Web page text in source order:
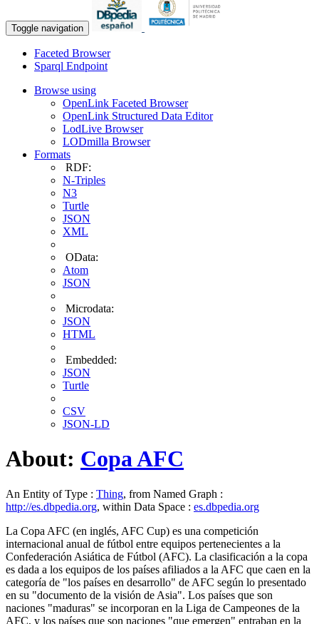
Toggle navigation
Faceted Browser
Sparql Endpoint
Browse using
OpenLink Faceted Browser
OpenLink Structured Data Editor
LodLive Browser
LODmilla Browser
Formats
RDF:
N-Triples
N3
Turtle
JSON
XML
OData:
Atom
JSON
Microdata:
JSON
HTML
Embedded:
JSON
Turtle
CSV
JSON-LD
About: Copa AFC
An Entity of Type : Thing, from Named Graph :
http://es.dbpedia.org, within Data Space : es.dbpedia.org
La Copa AFC (en inglés, AFC Cup) es una competición
internacional anual de fútbol entre equipos pertenecientes a la
Confederación Asiática de Fútbol (AFC). La clasificación a la copa
es dada a los equipos de los países afiliados a la AFC que caen en la
categoría de "los países en desarrollo" de AFC según lo presentado
en su "documento de la visión de Asia".​ Los países que son
naciones "maduras" se incorporan en la Liga de Campeones de la
AFC, y los países que son naciones "que emergen" entraban en la